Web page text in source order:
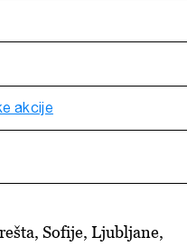
akcije
Sofije, Ljubljane,